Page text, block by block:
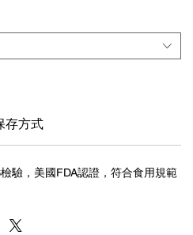
存方式
驗，美國FDA認證，符合食用規範